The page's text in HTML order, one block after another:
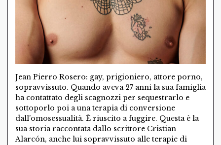
Jean Pierro Rosero: gay, prigioniero, attore porno,
sopravvissuto. Quando aveva 27 anni la sua famiglia
ha contattato degli scagnozzi per sequestrarlo e
sottoporlo poi a una terapia di conversione
dall’omosessualità. È riuscito a fuggire. Questa è la
sua storia raccontata dallo scrittore Cristian
Alarcón, anche lui sopravvissuto alle terapie di